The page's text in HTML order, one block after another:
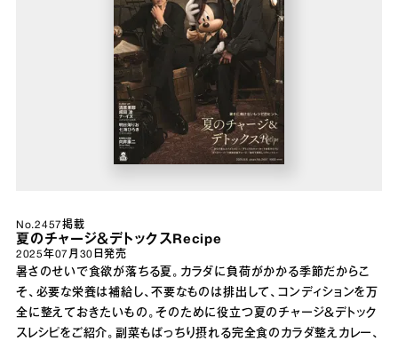
No.2457掲載
夏のチャージ＆デトックスRecipe
2025年07月30日 発売
暑さのせいで食欲が落ちる夏。カラダに負荷がかかる季節だからこ
そ、必要な栄養は補給し、不要なものは排出して、コンディションを万
全に整えておきたいもの。そのために役立つ夏のチャージ＆デトック
スレシピをご紹介。副菜もばっちり摂れる完全食のカラダ整えカレー、